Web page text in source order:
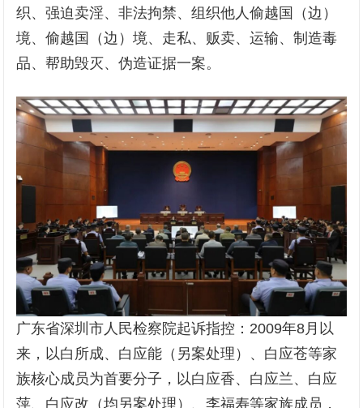
织、强迫卖淫、非法拘禁、组织他人偷越国（边）
境、偷越国（边）境、走私、贩卖、运输、制造毒
品、帮助毁灭、伪造证据一案。
广东省深圳市人民检察院起诉指控：2009年8月以
来，以白所成、白应能（另案处理）、白应苍等家
族核心成员为首要分子，以白应香、白应兰、白应
萍、白应改（均另案处理）、李福寿等家族成员，